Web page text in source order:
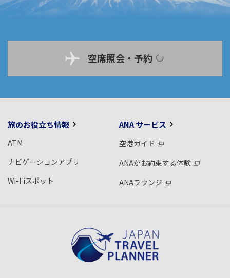
空席照会・予約
旅のお役立ち情報
ATM
ナビゲーションアプリ
Wi-Fiスポット
ANA サービス
空港ガイド
ANAがお約束する体験
ANAラウンジ